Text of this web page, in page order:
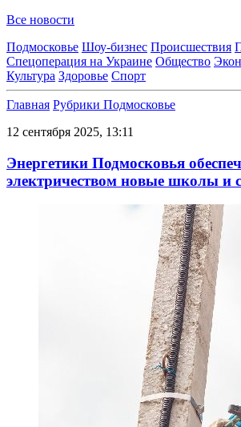
Все новости
Подмосковье Шоу-бизнес Происшествия
Спецоперация на Украине Общество
Культура Здоровье Спорт
Главная Рубрики Подмосковье
12 сентября 2025, 13:11
Энергетики Подмосковья
электричеством новые школы и